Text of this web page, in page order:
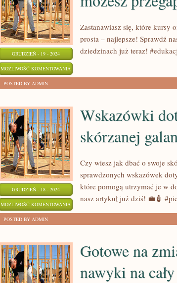
GRUDZIEŃ - 19 - 2024
MOŻLIWOŚĆ KOMENTOWANIA
KTÓRYCH
MOŻESZ
PRZEGAPIĆ!
ZOSTAŁA WYŁĄCZONA
Zastanawiasz się, które kursy
prosta – najlepsze! Sprawdź
dziedzinach już teraz!
POSTED BY ADMIN
GRUDZIEŃ - 18 - 2024
MOŻLIWOŚĆ KOMENTOWANIA
SKÓRZANEJ
GALANTERII
ZOSTAŁA WYŁĄCZONA
Wskazówki
skórzanej
Czy wiesz jak dbać o swoje
sprawdzonych wskazówek
które pomogą utrzymać je w
nasz artykuł już dziś! 💼🧴
POSTED BY ADMIN
Gotowe na
nawyki na